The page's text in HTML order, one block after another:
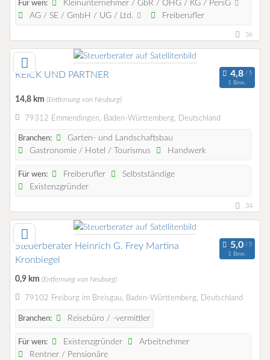
Für wen:
Kleinunternehmer / GbR / OHG / KG / PersG
AG / SE / GmbH / UG / Ltd.
Freiberufler
36
REICK UND PARTNER
1 Bew.
14,8 km (Entfernung von Neuburg)
79312 Emmendingen, Baden-Württemberg, Deutschland
Branchen:
Garten- und Landschaftsbau
Gastronomie / Hotel / Tourismus
Handwerk
Für wen: Freiberufler
Selbstständige
Existenzgründer
34
Steuerberater Heinrich G. Frey Martina
Kronbiegel
1 Bew.
0,9 km (Entfernung von Neuburg)
79102 Freiburg im Breisgau, Baden-Württemberg, Deutschland
Branchen: Reisebüro / -vermittler
Für wen: Existenzgründer
Arbeitnehmer
Rentner / Pensionäre